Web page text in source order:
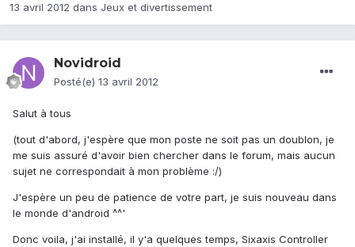
13 avril 2012 dans Jeux et divertissement
Novidroid
Posté(e) 13 avril 2012
Salut à tous
(tout d'abord, j'espère que mon poste ne soit pas un doublon, je
me suis assuré d'avoir bien chercher dans le forum, mais aucun
sujet ne correspondait à mon problème :/)
J'espère un peu de patience de votre part, je suis nouveau dans
le monde d'android ^^'
Donc voila, j'ai installé, il y'a quelques temps, Sixaxis Controller